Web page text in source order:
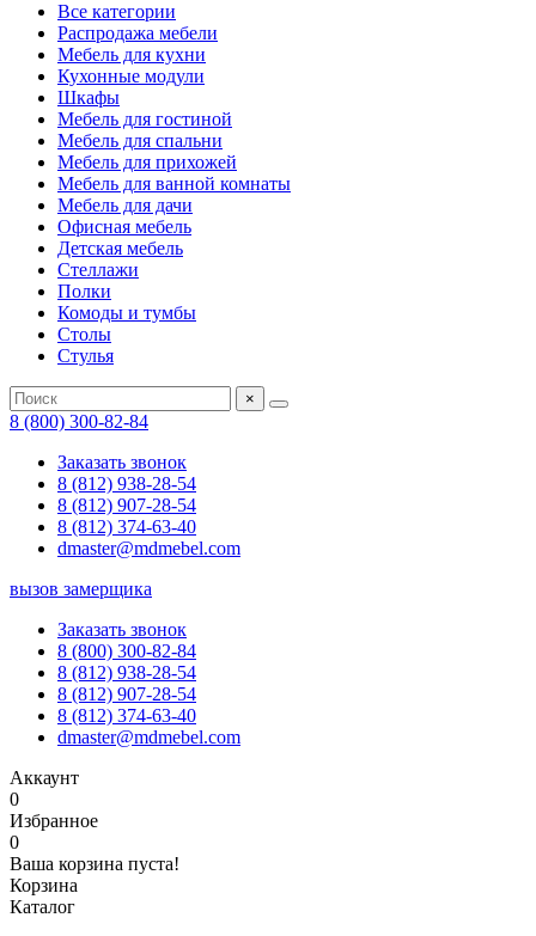
Все категории
Распродажа мебели
Мебель для кухни
Кухонные модули
Шкафы
Мебель для гостиной
Мебель для спальни
Мебель для прихожей
Мебель для ванной комнаты
Мебель для дачи
Офисная мебель
Детская мебель
Стеллажи
Полки
Комоды и тумбы
Столы
Стулья
×
8 (800) 300-82-84
Заказать звонок
8 (812) 938-28-54
8 (812) 907-28-54
8 (812) 374-63-40
dmaster@mdmebel.com
вызов замерщика
Заказать звонок
8 (800) 300-82-84
8 (812) 938-28-54
8 (812) 907-28-54
8 (812) 374-63-40
dmaster@mdmebel.com
Аккаунт
0
Избранное
0
Ваша корзина пуста!
Корзина
Каталог